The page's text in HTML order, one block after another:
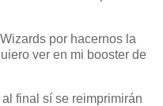
por hacernos la
ver en mi booster de
al final sí se reimprimirán